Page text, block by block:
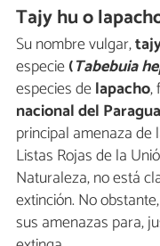
Tajy hu o
Su nombre vulgar,
especie(Tabebuia
especies delapacho,
nacional del
principal amenaza de
Listas Rojas de la
Naturaleza, no está
extinción. No
sus amenazas para,